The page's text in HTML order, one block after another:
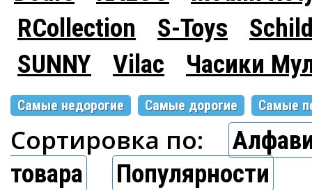
RCollection
S-Toys
SUNNY
Vilac Часики
Самые недорогие Самые дорогие Самые
Сортировка по:
товара
Популярности